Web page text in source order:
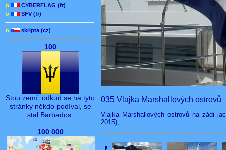
o
CYBERFLAG (fr)
o
SFV (fr)
o skripta (cz)
100
Stou zemí, odkud se na tyto
stránky někdo podíval, se
stal Barbados.
100 000
035 Vlajka Marshallových ostrovů
Vlajka Marshallových ostrovů na zádi
2015),